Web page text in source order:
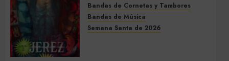
Bandas de Cornetas y Tambores
Bandas de Música
Semana Santa de 2026